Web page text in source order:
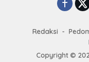
Redaksi
Copyright ©